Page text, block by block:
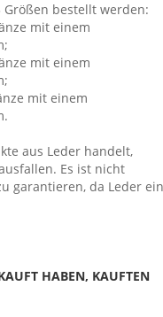
Größen bestellt werden:
mit einem
mit einem
mit einem
aus Leder handelt,
Es ist nicht
garantieren, da Leder ein
HABEN, KAUFTEN